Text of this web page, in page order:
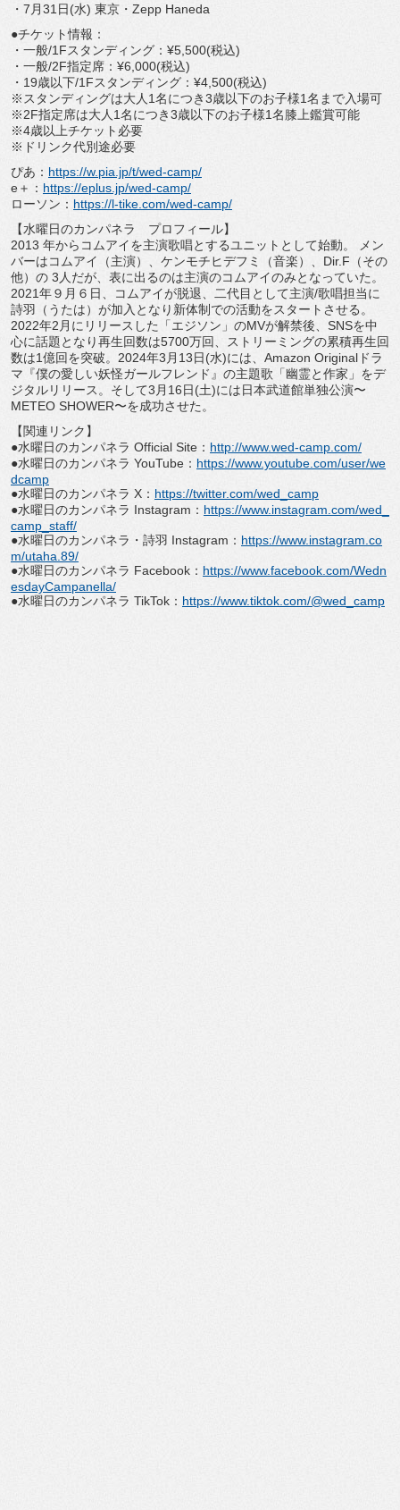
・7月31日(水) 東京・Zepp Haneda
●チケット情報：
・一般/1Fスタンディング：¥5,500(税込)
・一般/2F指定席：¥6,000(税込)
・19歳以下/1Fスタンディング：¥4,500(税込)
※ スタンディングは大人1名につき3歳以下のお子様1名まで入場可
※2F指定席は大人1名につき3歳以下のお子様1名膝上鑑賞可能
※4歳以上チケット必要
※ドリンク代別途必要
ぴあ： https://w.pia.jp/t/wed-camp/
e＋： https://eplus.jp/wed-camp/
ローソン： https://l-tike.com/wed-camp/
【水曜日のカンパネラ プロフィール】
2013 年からコムアイを主演歌唱とするユニットとして始動。 メン
バーはコムアイ（主演）、ケンモチヒデフミ（音楽）、 Dir.F（その
他）の 3人だが、表に出るのは主演のコムアイのみとなっていた。
2021年９月６日、コムアイが脱退、二代目として主演/歌唱担当に
詩羽（うたは） が加入となり新体制での活動をスタートさせる。
2022年2月にリリースした「エジソン」のMVが解禁後、 SNSを中
心に話題となり再生回数は5700万回、
ストリーミングの累積再生回
数は1億回を突破。 2024年3月13日(水)には、Amazon Originalドラ
マ『僕の愛しい妖怪ガールフレンド』 の主題歌「幽霊と作家」をデ
ジタルリリース。そして3月16日(土)には日本武道館単独公演〜
METEO SHOWER〜を成功させた。
【関連リンク】
●水曜日のカンパネラ Official Site： http://www.wed-camp.com/
●水曜日のカンパネラ YouTube： https://www.youtube. com/user/we
dcamp
●水曜日のカンパネラ X： https://twitter.com/wed_camp
●水曜日のカンパネラ Instagram： https://www. instagram.com/wed_
camp_staff/
●水曜日のカンパネラ・詩羽 Instagram： https://www. instagram.co
m/utaha.89/
●水曜日のカンパネラ Facebook： https://www.facebook. com/Wedn
esdayCampanella/
●水曜日のカンパネラ TikTok： https://www.tiktok.com/@wed_camp